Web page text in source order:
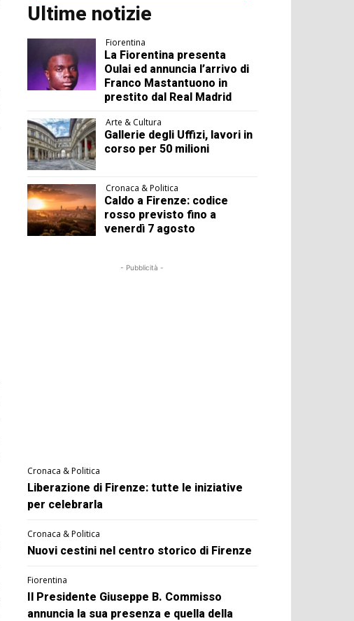
Ultime notizie
Fiorentina
La Fiorentina presenta
Oulai ed annuncia l’arrivo di
Franco Mastantuono in
prestito dal Real Madrid
Arte & Cultura
Gallerie degli Uffizi, lavori in
corso per 50 milioni
Cronaca & Politica
Caldo a Firenze: codice
rosso previsto fino a
venerdì 7 agosto
- Pubblicità -
Cronaca & Politica
Liberazione di Firenze: tutte le iniziative
per celebrarla
Cronaca & Politica
Nuovi cestini nel centro storico di Firenze
Fiorentina
Il Presidente Giuseppe B. Commisso
annuncia la sua presenza e quella della